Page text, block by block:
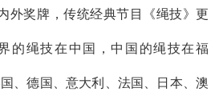
外奖牌，传统经典节目《绳技》更
的绳技在中国，中国的绳技在福
、德国、意大利、法国、日本、澳